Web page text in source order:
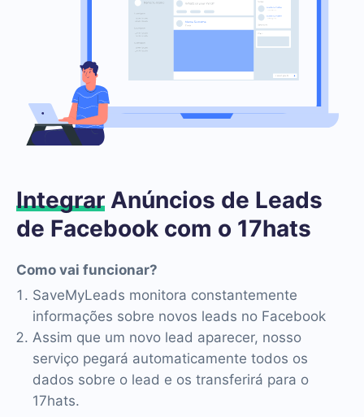
Integrar Anúncios de Leads
de Facebook com o 17hats
Como vai funcionar?
SaveMyLeads monitora constantemente
informações sobre novos leads no Facebook
Assim que um novo lead aparecer, nosso
serviço pegará automaticamente todos os
dados sobre o lead e os transferirá para o
17hats.